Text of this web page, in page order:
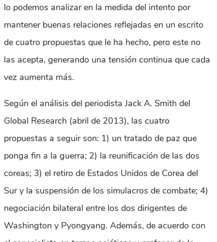
lo podemos analizar en la medida del intento por
mantener buenas relaciones reflejadas en un escrito
de cuatro propuestas que le ha hecho, pero este no
las acepta, generando una tensión continua que cada
vez aumenta más.
Según el análisis del periodista Jack A. Smith del
Global Research (abril de 2013), las cuatro
propuestas a seguir son: 1) un tratado de paz que
ponga fin a la guerra; 2) la reunificación de las dos
coreas; 3) el retiro de Estados Unidos de Corea del
Sur y la suspensión de los simulacros de combate; 4)
negociación bilateral entre los dos dirigentes de
Washington y Pyongyang. Además, de acuerdo con